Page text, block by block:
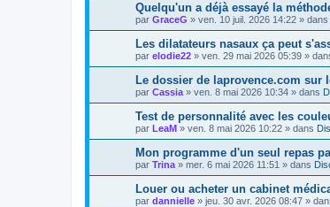
Quelqu'un a déjà essayé la
par GraceG » ven. 10 juil. 2026 14:22 » dans
Les dilatateurs nasaux ça peut
par elodie22 » ven. 29 mai 2026 05:39 »
Le dossier de laprovence.com
par Cassia » ven. 8 mai 2026 10:34 » dans
Test de personnalité avec les
par LeaM » ven. 8 mai 2026 10:22 » dans
Mon programme d'un seul repas
par Trina » mer. 6 mai 2026 11:51 » dans
Louer ou acheter un cabinet
par dannielle » jeu. 30 avr. 2026 08:47 »